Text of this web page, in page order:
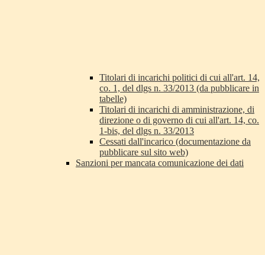
Titolari di incarichi politici di cui all'art. 14,
co. 1, del dlgs n. 33/2013 (da pubblicare in
tabelle)
Titolari di incarichi di amministrazione, di
direzione o di governo di cui all'art. 14, co.
1-bis, del dlgs n. 33/2013
Cessati dall'incarico (documentazione da
pubblicare sul sito web)
Sanzioni per mancata comunicazione dei dati